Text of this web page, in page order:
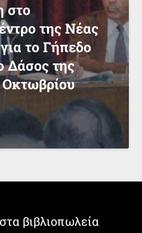
στο
της Νέας
το Γήπεδο
Δάσος της
βιβλιοπωλεία